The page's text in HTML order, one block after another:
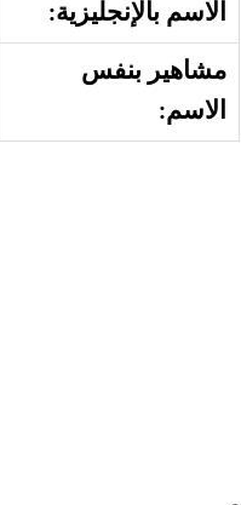
الاسم بالإنجليزية:
مشاهير بنفس
الاسم: